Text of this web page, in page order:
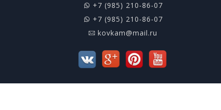
+7 (985) 210-86-07
+7 (985) 210-86-07
kovkam@mail.ru